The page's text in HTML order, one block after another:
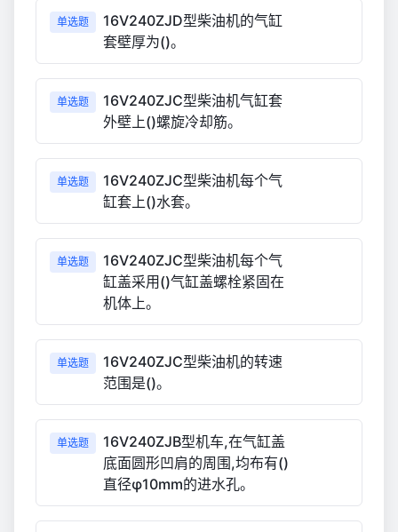
单选题
16V240ZJD型柴油机的气缸
套壁厚为()。
单选题
16V240ZJC型柴油机气缸套
外壁上()螺旋冷却筋。
单选题
16V240ZJC型柴油机每个气
缸套上()水套。
单选题
16V240ZJC型柴油机每个气
缸盖采用()气缸盖螺栓紧固在
机体上。
单选题
16V240ZJC型柴油机的转速
范围是()。
单选题
16V240ZJB型机车,在气缸盖
底面圆形凹肩的周围,均布有()
直径φ10mm的进水孔。